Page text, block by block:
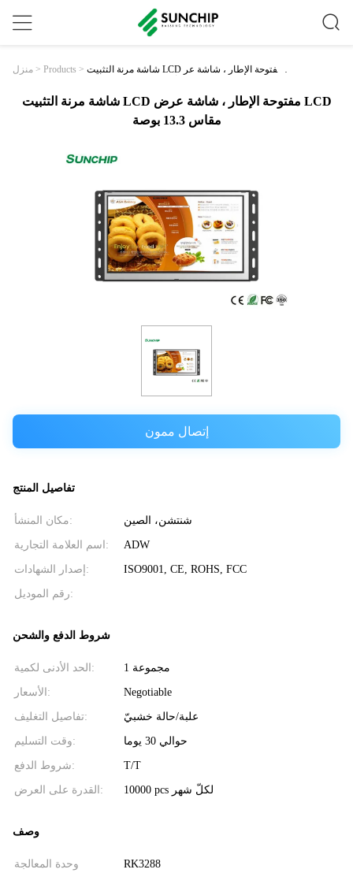
منزل > Products > شاشة مرنة التثبيت LCD مفتوحة الإطار ، شاشة عر
ض LCD مقاس 13.3 بوصة
شاشة مرنة التثبيت LCD مفتوحة الإطار ، شاشة عرض LCD
مقاس 13.3 بوصة
إتصال ممون
تفاصيل المنتج
مكان المنشأ: شنتشن، الصين
اسم العلامة التجارية: ADW
إصدار الشهادات: ISO9001, CE, ROHS, FCC
رقم الموديل:
شروط الدفع والشحن
الحد الأدنى لكمية: 1 مجموعة
الأسعار: Negotiable
تفاصيل التغليف: علبة/حالة خشبيّ
وقت التسليم: حوالي 30 يوما
شروط الدفع: T/T
القدرة على العرض: 10000 pcs لكلّ شهر
وصف
وحدة المعالجة
RK3288